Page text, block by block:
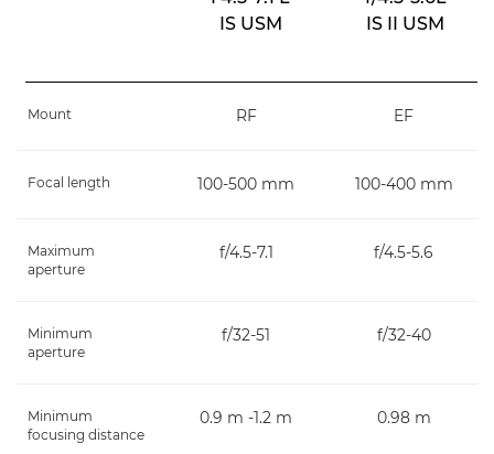
IS USM
IS II USM
Mount RF EF
Focal length 100-500 mm 100-400 mm
Maximum
aperture
f/4.5-7.1 f/4.5-5.6
Minimum
aperture
f/32-51 f/32-40
Minimum
focusing distance
0.9 m -1.2 m 0.98 m